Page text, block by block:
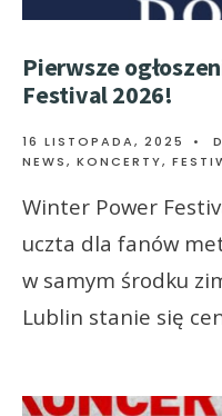
Pierwsze
Festival 2026!
16 LISTOPADA, 2025 •
NEWS, KONCERTY,
Winter Power
uczta dla fanów
w samym środku
Lublin stanie się